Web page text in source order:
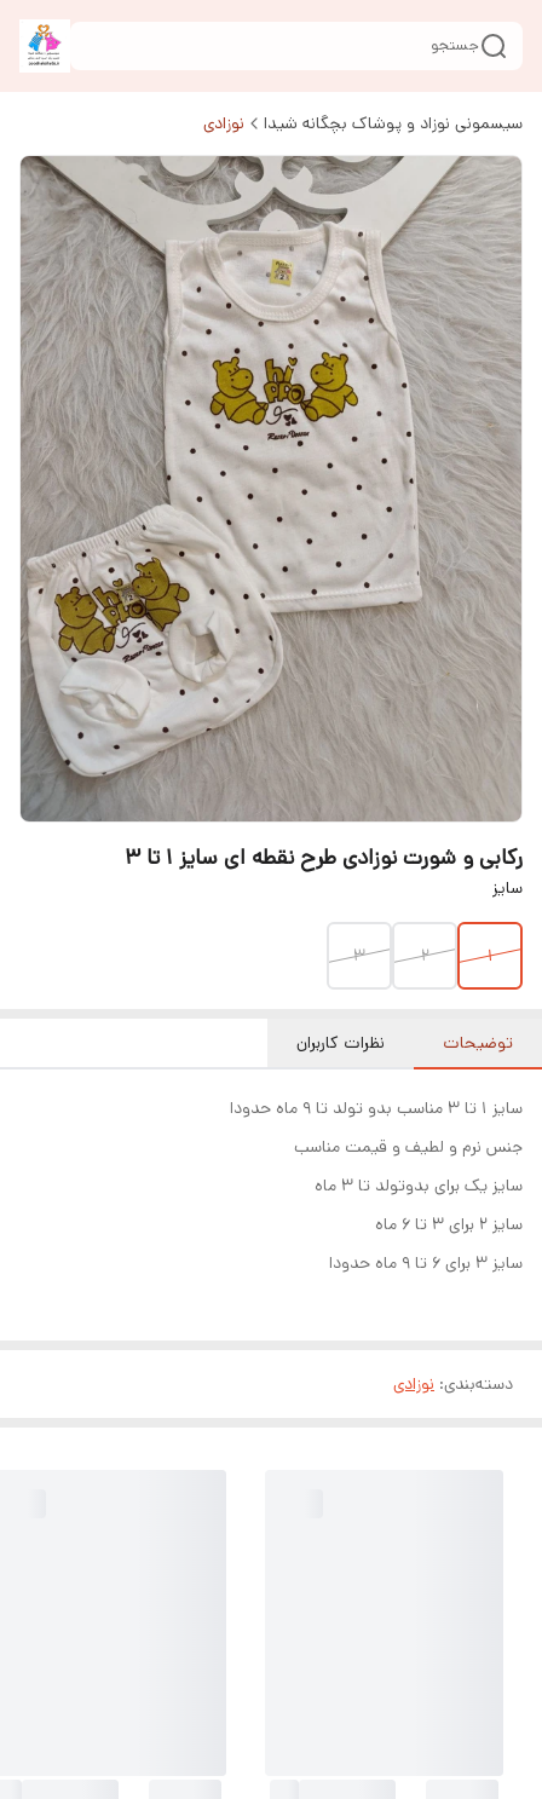
جستجو
سیسمونی نوزاد و پوشاک بچگانه شیدا نوزادی
رکابی و شورت نوزادی طرح نقطه ای سایز ۱ تا ۳
سایز
۱ ۲ ۳
توضیحات نظرات کاربران
سایز ۱ تا ۳ مناسب بدو تولد تا ۹ ماه حدودا
جنس نرم و لطیف و قیمت مناسب
سایز یک برای بدوتولد تا ۳ ماه
سایز ۲ برای ۳ تا ۶ ماه
سایز ۳ برای ۶ تا ۹ ماه حدودا
دسته‌بندی: نوزادی